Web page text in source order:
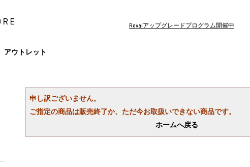
Rovalアップグレードプログラム開催中
アウトレット
申し訳ございません。
ご指定の商品は販売終了か、ただ今お取扱いできない商品です。
ホームへ戻る